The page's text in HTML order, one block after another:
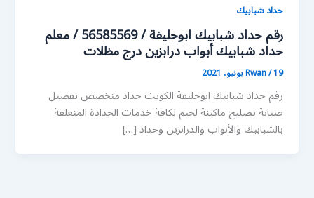
حداد شبابيك
رقم حداد شبابيك ابوحليفة / 56585569 / معلم
حداد شبابيك أبواب درابزين درج مظلات
Rwan/19 يونيو، 2021
رقم حداد شبابيك ابوحليفة الكويت حداد متخصص تفصيل
صيانة تصليح ماكينة لحيم لكافة خدمات الحدادة المتعلقة
بالشبابيك والأبواب والدرابزين وحداد […]